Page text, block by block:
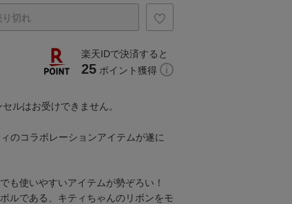
り切れ
楽天IDで決済すると
25 ポイント獲得
ルはお受けできません。
のコラボレーションアイテムが遂に
も使いやすいアイテムが勢ぞろい！
ルである、キティちゃんのリボンをモ